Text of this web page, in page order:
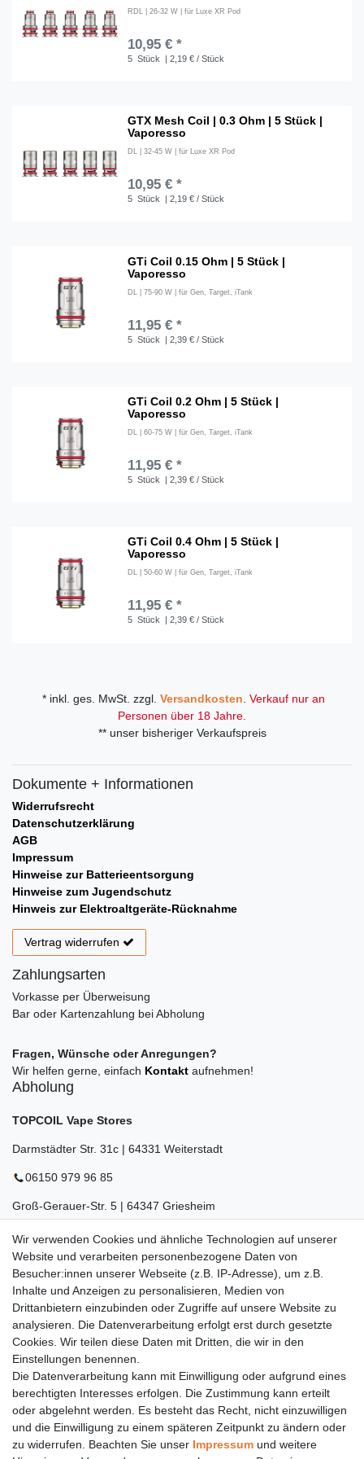
RDL | 26-32 W | für Luxe XR Pod
10,95 € *
5 Stück | 2,19 € / Stück
GTX Mesh Coil | 0.3 Ohm | 5 Stück |
Vaporesso
DL | 32-45 W | für Luxe XR Pod
10,95 € *
5 Stück | 2,19 € / Stück
GTi Coil 0.15 Ohm | 5 Stück |
Vaporesso
DL | 75-90 W | für Gen, Target, iTank
11,95 € *
5 Stück | 2,39 € / Stück
GTi Coil 0.2 Ohm | 5 Stück |
Vaporesso
DL | 60-75 W | für Gen, Target, iTank
11,95 € *
5 Stück | 2,39 € / Stück
GTi Coil 0.4 Ohm | 5 Stück |
Vaporesso
DL | 50-60 W | für Gen, Target, iTank
11,95 € *
5 Stück | 2,39 € / Stück
* inkl. ges. MwSt. zzgl. Versandkosten Verkauf nur an
Personen über 18 Jahre.
** unser bisheriger Verkaufspreis
Dokumente + Informationen
Widerrufsrecht
Datenschutzerklärung
AGB
Impressum
Hinweise zur Batterieentsorgung
Hinweise zum Jugendschutz
Hinweis zur Elektroaltgeräte-Rücknahme
Vertrag widerrufen
Zahlungsarten
Vorkasse per Überweisung
Bar oder Kartenzahlung bei Abholung
Fragen, Wünsche oder Anregungen?
Wir helfen gerne, einfach Kontakt aufnehmen!
Abholung
TOPCOIL Vape Stores
Darmstädter Str. 31c | 64331 Weiterstadt
06150 979 96 85
Groß-Gerauer-Str. 5 | 64347 Griesheim
06155 834 88 58
Eberstädter Str. 21 | 64319 Pfungstadt
06157 984 88 55
Öffnungszeiten finden Sie hier: www.topcoil.de
E-MAIL **
Newsletter
Honig
Hiermit bestätige ich, dass ich dieDaten­schutz­erklärunggelesen habe.
Meine Einwilligung kann ich jederzeit widerrufen.**
Abonnieren
Wir verwenden Cookies und ähnliche Technologien auf unserer
Website und verarbeiten personenbezogene Daten von
Besucher:innen unserer Webseite (z.B. IP-Adresse), um z.B.
Inhalte und Anzeigen zu personalisieren, Medien von
Drittanbietern einzubinden oder Zugriffe auf unsere Website zu
analysieren. Die Datenverarbeitung erfolgt erst durch gesetzte
Cookies. Wir teilen diese Daten mit Dritten, die wir in den
Einstellungen benennen.
Die Datenverarbeitung kann mit Einwilligung oder aufgrund eines
berechtigten Interesses erfolgen. Die Zustimmung kann erteilt
oder abgelehnt werden. Es besteht das Recht, nicht einzuwilligen
und die Einwilligung zu einem späteren Zeitpunkt zu ändern oder
zu widerrufen. Beachten Sie unser Impressum und weitere